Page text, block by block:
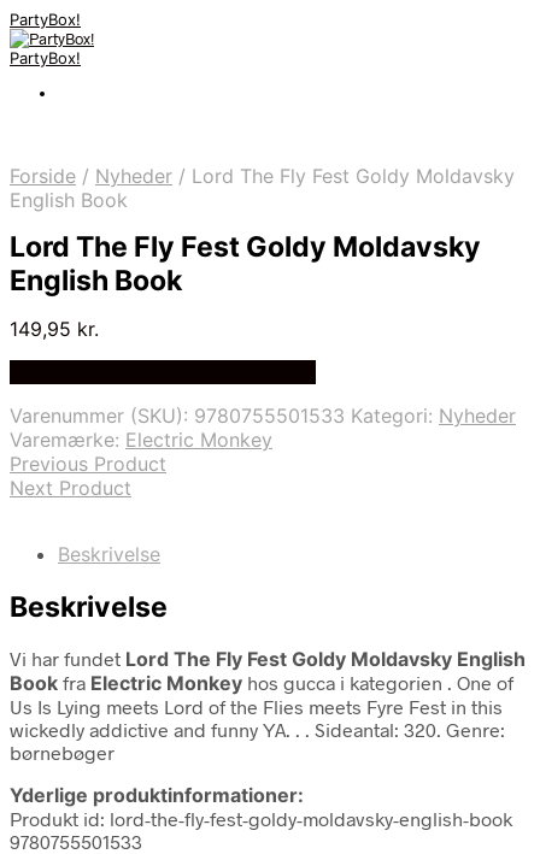
PartyBox!
PartyBox!
Forside / Nyheder / Lord The Fly Fest Goldy Moldavsky
English Book
Lord The Fly Fest Goldy Moldavsky
English Book
149,95 kr.
Varenummer (SKU): 9780755501533 Kategori: Nyheder
Varemærke: Electric Monkey
Previous Product
Next Product
Beskrivelse
Beskrivelse
Vi har fundet Lord The Fly Fest Goldy Moldavsky English
Book fra Electric Monkey hos gucca i kategorien . One of
Us Is Lying meets Lord of the Flies meets Fyre Fest in this
wickedly addictive and funny YA. . . Sideantal: 320. Genre:
børnebøger
Yderlige produktinformationer:
Produkt id: lord-the-fly-fest-goldy-moldavsky-english-book
9780755501533